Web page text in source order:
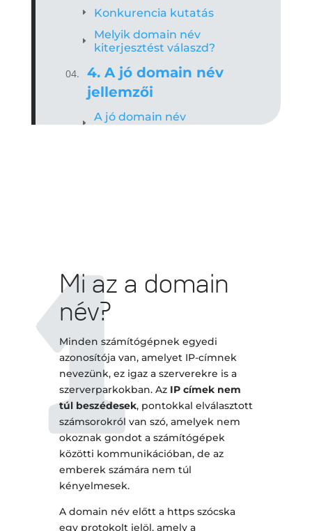
Konkurencia kutatás
Melyik domain név
kiterjesztést válaszd?
4. A jó domain név
jellemzői
A jó domain név
kiválasztásához
Mind map asszociációs
háló módszer
Mire jók a domain név
generátorok?
Források, ha névadás
szolgáltatást vállalnál
A weboldalak
azonosítása a domainen
belül
Mi az a domain
név?
Minden számítógépnek egyedi
azonosítója van, amelyet IP-címnek
nevezünk, ez igaz a szerverekre is a
szerverparkokban. Az IP címek nem
túl beszédesek, pontokkal elválasztott
számsorokról van szó, amelyek nem
okoznak gondot a számítógépek
közötti kommunikációban, de az
emberek számára nem túl
kényelmesek.
A domain név előtt a https szócska
egy protokolt jelöl, amely a